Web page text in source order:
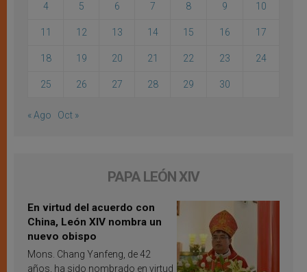
4 5 6 7 8 9 10
11 12 13 14 15 16 17
18 19 20 21 22 23 24
25 26 27 28 29 30
« Ago Oct »
PAPA LEÓN XIV
En virtud del acuerdo con
China, León XIV nombra un
nuevo obispo
Mons. Chang Yanfeng, de 42
años, ha sido nombrado en virtud